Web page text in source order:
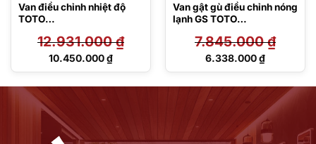
Van điều chỉnh nhiệt độ
TOTO
12.931.000₫
Giá
10.450.000₫
Giá
Van gật gù điều chỉnh nóng
lạnh GS TOTO
7.845.000₫
Giá
7.845.000 ₫.
6.338.000₫
Giá
6.338.000 ₫.